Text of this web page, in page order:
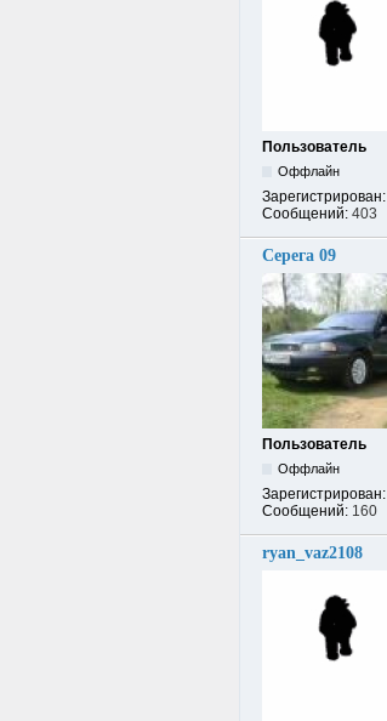
Пользователь
Оффлайн
Зарегистрирован:
Сообщений: 403
Серега 09
Пользователь
Оффлайн
Зарегистрирован:
Сообщений: 160
ryan_vaz2108